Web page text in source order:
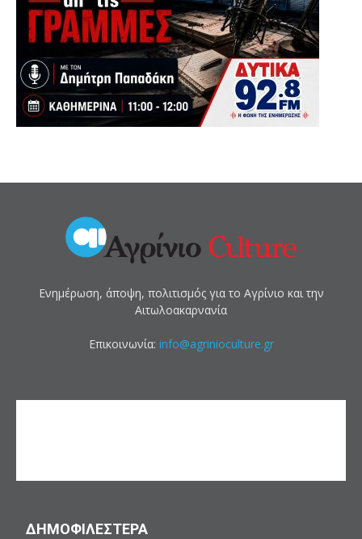
Ενημέρωση, άποψη, πολιτισμός για το Αγρίνιο και την
Αιτωλοακαρνανία
Επικοινωνία: info@agrinioculture.gr
ΔΗΜΟΦΙΛΕΣΤΕΡΑ